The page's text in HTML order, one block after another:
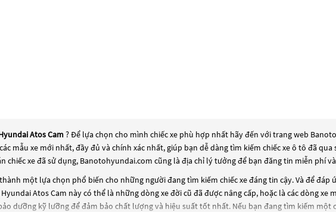
Atos Cam? Để lựa chọn cho mình chiếc xe phù hợp nhất hãy đến với trang web
mẫu xe mới nhất, đầy đủ và chính xác nhất, giúp bạn dễ dàng tìm kiếm chiếc xe ô tô đã
chiếc xe đã sử dụng, Banotohyundai.com cũng là địa chỉ lý tưởng để bạn đăng tin miễn phí
một lựa chọn phổ biến cho những người đang tìm kiếm chiếc xe đáng tin cậy. Và để đáp
Atos Cam này có thể là những dòng xe đời cũ đã được nâng cấp, hoặc là các dòng
dưỡng kỹ lưỡng để đảm bảo chất lượng và hiệu suất tốt nhất. Nếu bạn đang tìm kiếm một